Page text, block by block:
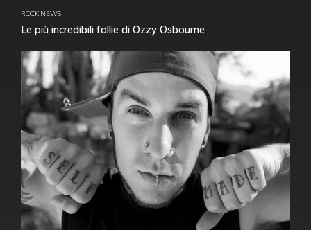
ROCK NEWS
Le più incredibili follie di Ozzy Osbourne